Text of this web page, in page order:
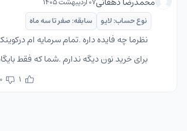
نوع حساب: لایو
سابقه: صفر تا سه ماه
نظرما چه فایده داره .تمام سرمایه ام
برای خرید نون دیگه ندارم .شما که فقط
1
0